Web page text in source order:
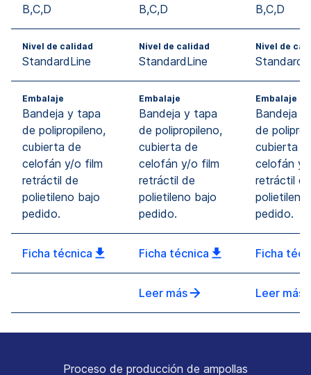
B,C,D B,C,D B,C,D
Nivel de calidad
StandardLine
Nivel de calidad
StandardLine
Nivel de
Embalaje
Bandeja y tapa
de polipropileno,
cubierta de
celofán y/o film
retráctil de
polietileno bajo
pedido.
Embalaje
Bandeja y tapa
de polipropileno,
cubierta de
celofán y/o film
retráctil de
polietileno bajo
pedido.
Embalaje
Bandeja y
de
cubierta
celofán y/
retráctil de
polietileno
pedido.
Ficha técnica Ficha técnica Ficha
Leer más Leer más
Proceso de producción de ampollas